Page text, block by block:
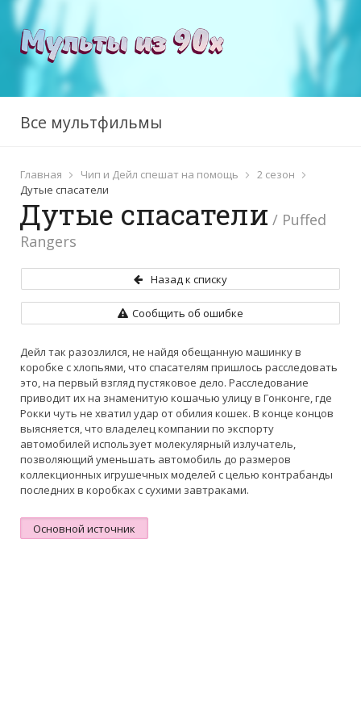
Все мультфильмы
Главная Чип и Дейл спешат на помощь
2 сезон
Дутые спасатели
Дутые спасатели / Puffed
Rangers
Назад к списку
Сообщить об ошибке
Дейл так разозлился, не найдя обещанную машинку в
коробке с хлопьями, что спасателям пришлось расследовать
это, на первый взгляд пустяковое дело. Расследование
приводит их на знаменитую кошачью улицу в Гонконге, где
Рокки чуть не хватил удар от обилия кошек. В конце концов
выясняется, что владелец компании по экспорту
автомобилей использует молекулярный излучатель,
позволяющий уменьшать автомобиль до размеров
коллекционных игрушечных моделей с целью контрабанды
последних в коробках с сухими завтраками.
Основной источник